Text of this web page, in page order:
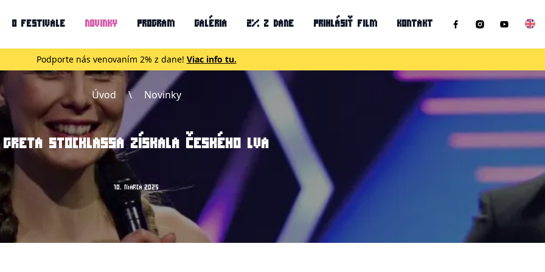
O FESTIVALE NOVINKY PROGRAM GALÉRIA 2% Z DANE PRIHLÁSIŤ FILM KONTAKT EN
Podporte nás venovaním 2% z dane! Viac info tu.
Úvod \ Novinky
GRETA STOCKLASSA ZÍSKALA ČESKÉHO LVA
10. MARCA 2025